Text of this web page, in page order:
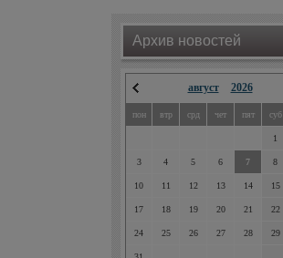
Архив новостей
август 2026
пон втр срд чет пят суб
1
3 4 5 6 7 8
10 11 12 13 14 15
17 18 19 20 21 22
24 25 26 27 28 29